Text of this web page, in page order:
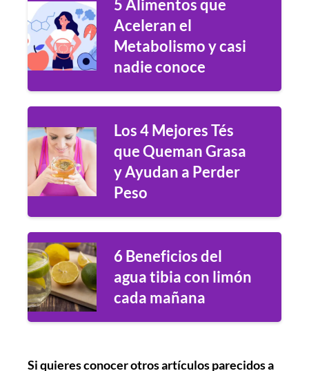
5 Alimentos que
Aceleran el
Metabolismo y casi
nadie conoce
Los 4 Mejores Tés
que Queman Grasa
y Ayudan a Perder
Peso
6 Beneficios del
agua tibia con limón
cada mañana
Si quieres conocer otros artículos parecidos a